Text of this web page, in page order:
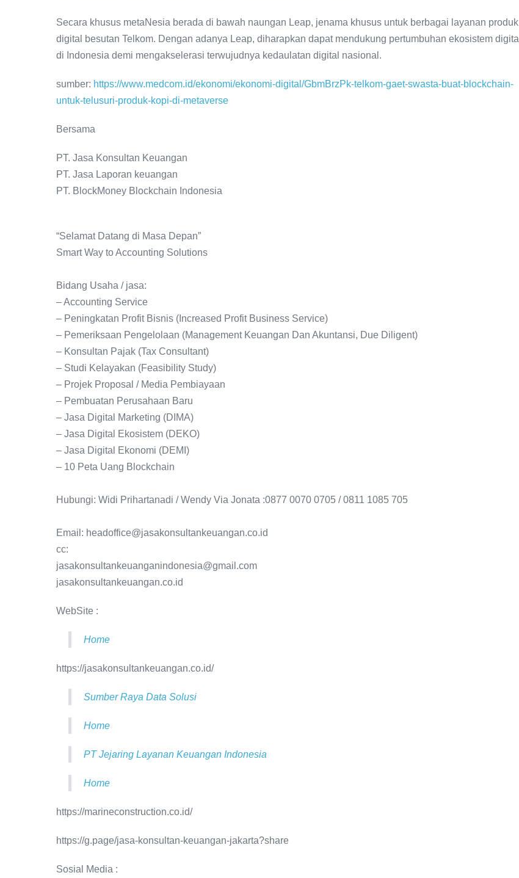
Secara khusus metaNesia berada di bawah naungan Leap, jenama khusus untuk berbagai layanan produk
digital besutan Telkom. Dengan adanya Leap, diharapkan dapat mendukung pertumbuhan ekosistem digital
di Indonesia demi mengakselerasi terwujudnya kedaulatan digital nasional.
sumber: https://www.medcom.id/ekonomi/ekonomi-digital/GbmBrzPk-telkom-gaet-swasta-buat-blockchain-
untuk-telusuri-produk-kopi-di-metaverse
Bersama
PT. Jasa Konsultan Keuangan
PT. Jasa Laporan keuangan
PT. BlockMoney Blockchain Indonesia
“Selamat Datang di Masa Depan”
Smart Way to Accounting Solutions
Bidang Usaha / jasa:
– Accounting Service
– Peningkatan Profit Bisnis (Increased Profit Business Service)
– Pemeriksaan Pengelolaan (Management Keuangan Dan Akuntansi, Due Diligent)
– Konsultan Pajak (Tax Consultant)
– Studi Kelayakan (Feasibility Study)
– Projek Proposal / Media Pembiayaan
– Pembuatan Perusahaan Baru
– Jasa Digital Marketing (DIMA)
– Jasa Digital Ekosistem (DEKO)
– Jasa Digital Ekonomi (DEMI)
– 10 Peta Uang Blockchain
Hubungi: Widi Prihartanadi / Wendy Via Jonata :0877 0070 0705 / 0811 1085 705
Email: headoffice@jasakonsultankeuangan.co.id
cc:
jasakonsultankeuanganindonesia@gmail.com
jasakonsultankeuangan.co.id
WebSite :
Home
https://jasakonsultankeuangan.co.id/
Sumber Raya Data Solusi
Home
PT Jejaring Layanan Keuangan Indonesia
Home
https://marineconstruction.co.id/
https://g.page/jasa-konsultan-keuangan-jakarta?share
Sosial Media :